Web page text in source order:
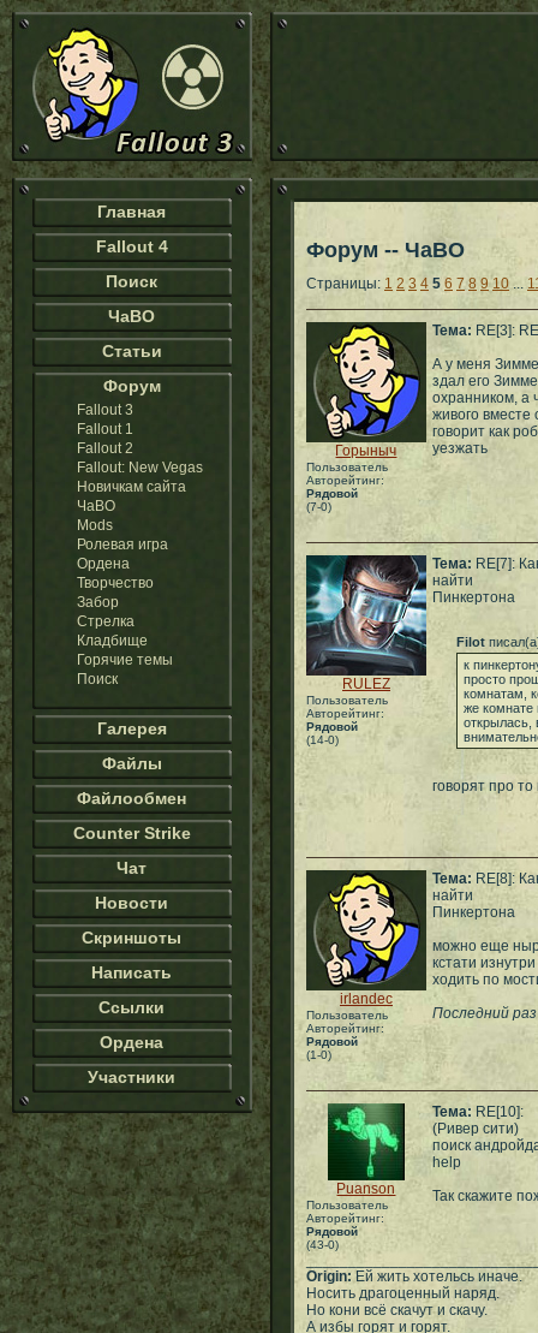
Главная
Fallout 4
Поиск
ЧаВО
Статьи
Форум
Fallout 3
Fallout 1
Fallout 2
Fallout: New Vegas
Новичкам сайта
ЧаВО
Mods
Ролевая игра
Ордена
Творчество
Забор
Стрелка
Кладбище
Горячие темы
Поиск
Галерея
Файлы
Файлообмен
Counter Strike
Чат
Новости
Скриншоты
Написать
Ссылки
Ордена
Участники
Форум -- ЧаВО
Страницы: 1 2 3 4 5 6 7 8 9 10 ...
Горыныч
Пользователь
Авторейтинг:
Рядовой
(7-0)
Тема: RE[3]: RE
А у меня
здал его
охранником, а
живого вместе
говорит как
уезжать
RULEZ
Пользователь
Авторейтинг:
Рядовой
(14-0)
Тема: RE[7]:
найти
Пинкертона
Filot
к
просто
комнатам,
же комнате
открылась,
говорят про
irlandec
Пользователь
Авторейтинг:
Рядовой
(1-0)
Тема: RE[8]:
найти
Пинкертона
можно еще
кстати
ходить по
Последний
Puanson
Пользователь
Авторейтинг:
Рядовой
(43-0)
Тема: RE[10]:
(Ривер сити)
поиск
help
Так скажите
Origin: Ей жить хотельсь иначе.
Носить драгоценный наряд.
Но кони всё скачут и скачу.
А избы горят и горят.